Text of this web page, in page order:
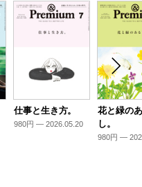
仕事と生き方。
980円 — 2026.05.20
花と緑の
し。
980円 —